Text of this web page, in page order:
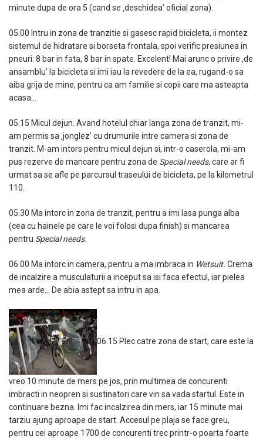
minute dupa de ora 5 (cand se ‚deschidea’ oficial zona).
05.00 Intru in zona de tranzitie si gasesc rapid bicicleta, ii montez
sistemul de hidratare si borseta frontala, spoi verific presiunea in
pneuri: 8 bar in fata, 8 bar in spate. Excelent! Mai arunc o privire ‚de
ansamblu’ la bicicleta si imi iau la revedere de la ea, rugand-o sa
aiba grija de mine, pentru ca am familie si copii care ma asteapta
acasa…
05.15 Micul dejun. Avand hotelul chiar langa zona de tranzit, mi-
am permis sa ‚jonglez’ cu drumurile intre camera si zona de
tranzit. M-am intors pentru micul dejun si, intr-o caserola, mi-am
pus rezerve de mancare pentru zona de Special needs, care ar fi
urmat sa se afle pe parcursul traseului de bicicleta, pe la kilometrul
110.
05.30 Ma intorc in zona de tranzit, pentru a imi lasa punga alba
(cea cu hainele pe care le voi folosi dupa finish) si mancarea
pentru Special needs.
06.00 Ma intorc in camera, pentru a ma imbraca in Wetsuit. Crema
de incalzire a musculaturii a inceput sa isi faca efectul, iar pielea
mea arde… De abia astept sa intru in apa.
06.15 Plec catre zona de start, care este la
vreo 10 minute de mers pe jos, prin multimea de concurenti
imbracti in neopren si sustinatori care vin sa vada startul. Este in
continuare bezna. Imi fac incalzirea din mers, iar 15 minute mai
tarziu ajung aproape de start. Accesul pe plaja se face greu,
pentru cei aproape 1700 de concurenti trec printr-o poarta foarte